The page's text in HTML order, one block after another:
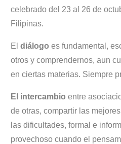
celebrado del 23 al 26 de
Filipinas.
Eldiálogo es fundamental,
otros y comprendernos, aun
en ciertas materias. Siempre
El intercambio entre
de otras, compartir las
las dificultades, formal e
provechoso cuando el